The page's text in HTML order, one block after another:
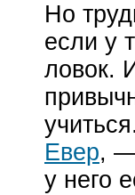
Но
если у
ловок.
Евер, —
у него